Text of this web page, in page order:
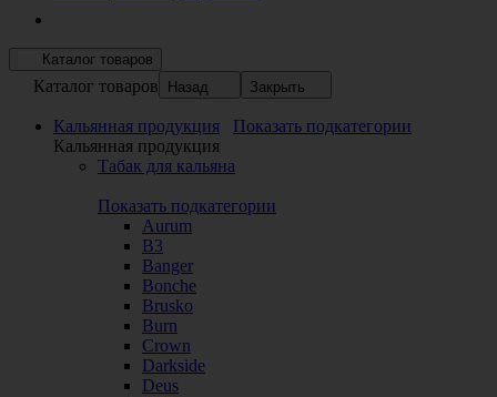
Каталог товаров
Каталог товаров Назад Закрыть
Кальянная продукция
Показать подкатегории
Кальянная продукция
Табак для кальяна
Показать подкатегории
Aurum
B3
Banger
Bonche
Brusko
Burn
Crown
Darkside
Deus